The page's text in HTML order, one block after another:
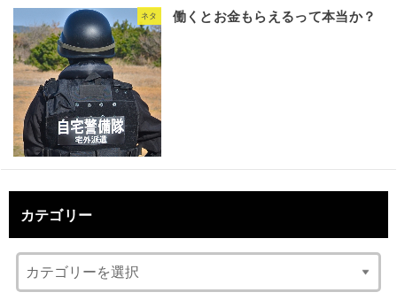
ネタ 働くとお金もらえるって本当か？
カテゴリー